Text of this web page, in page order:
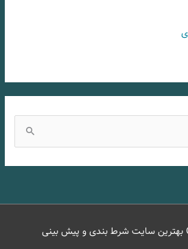
بهترین سایت شرط بندی و پیش بینی